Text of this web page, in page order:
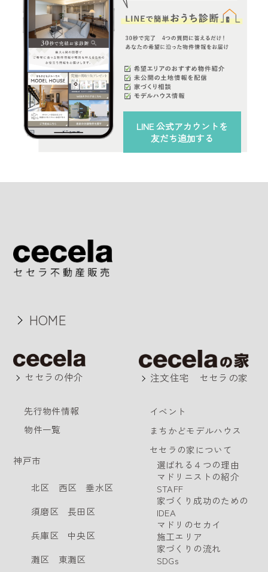
LINE 公式アカウントを
友だち追加する
HOME
セセラの仲介
先行物件情報
物件一覧
神戸市
北区 西区
垂水区
須磨区
長田区
兵庫区
中央区
灘区
東灘区
注文住宅 セセラの家
イベント
まちかどモデルハウス
セセラの家について
選ばれる４つの理由
マドリニストの紹介
STAFF
家づくり成功のための
IDEA
マドリのセカイ
施工エリア
家づくりの流れ
SDGs